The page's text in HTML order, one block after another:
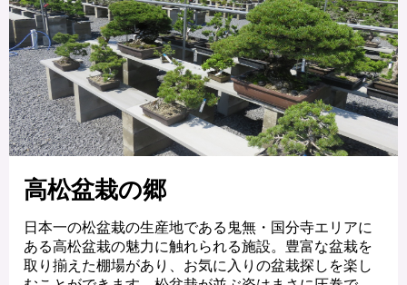
高松盆栽の郷
日本一の松盆栽の生産地である鬼無・国分寺エリアに
ある高松盆栽の魅力に触れられる施設。豊富な盆栽を
取り揃えた棚場があり、お気に入りの盆栽探しを楽し